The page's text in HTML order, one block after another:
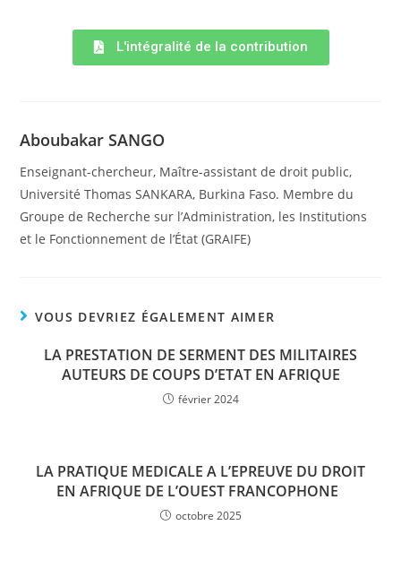
L'intégralité de la contribution
Aboubakar SANGO
Enseignant-chercheur, Maître-assistant de droit public,
Université Thomas SANKARA, Burkina Faso. Membre du
Groupe de Recherche sur l’Administration, les Institutions
et le Fonctionnement de l’État (GRAIFE)
VOUS DEVRIEZ ÉGALEMENT AIMER
LA PRESTATION DE SERMENT DES MILITAIRES
AUTEURS DE COUPS D’ETAT EN AFRIQUE
février 2024
LA PRATIQUE MEDICALE A L’EPREUVE DU DROIT
EN AFRIQUE DE L’OUEST FRANCOPHONE
octobre 2025